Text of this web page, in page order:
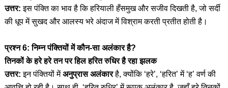
उत्तर: इस पंक्ति का भाव है कि हरियाली हँसमुख और सजीव दिखती है, जो सर्दी
की धूप में सुखद और आलस्य भरे अंदाज में विश्राम करती प्रतीत होती है।
प्रश्न 6: निम्न पंक्तियों में कौन-सा अलंकार है?
तिनकों के हरे हरे तन पर हिल हरित रुधिर है रहा झलक
उत्तर: इन पंक्तियों मेंअनुप्रास अलंकारहै, क्योंकि ‘हरे’, ‘हरित’ में ‘ह’ वर्ण की